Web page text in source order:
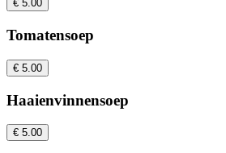
€ 5.00
Tomatensoep
€ 5.00
Haaienvinnensoep
€ 5.00